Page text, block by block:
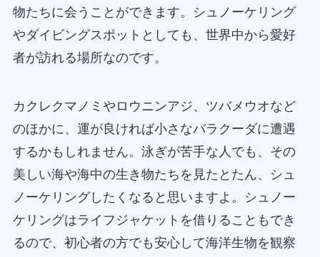
物たちに会うことができます。シュノーケリング
やダイビングスポットとしても、世界中から愛好
者が訪れる場所なのです。
カクレクマノミやロウニンアジ、ツバメウオなど
のほかに、運が良ければ小さなバラクーダに遭遇
するかもしれません。泳ぎが苦手な人でも、その
美しい海や海中の生き物たちを見たとたん、シュ
ノーケリングしたくなると思いますよ。シュノー
ケリングはライフジャケットを借りることもでき
るので、初心者の方でも安心して海洋生物を観察